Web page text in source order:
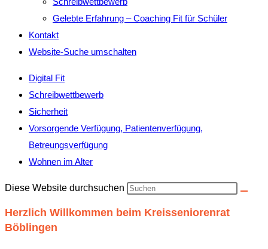
Gelebte Erfahrung – Coaching Fit für Schüler
Kontakt
Website-Suche umschalten
Digital Fit
Schreibwettbewerb
Sicherheit
Vorsorgende Verfügung, Patientenverfügung,
Betreungsverfügung
Wohnen im Alter
Diese Website durchsuchen
Herzlich Willkommen beim Kreisseniorenrat
Böblingen